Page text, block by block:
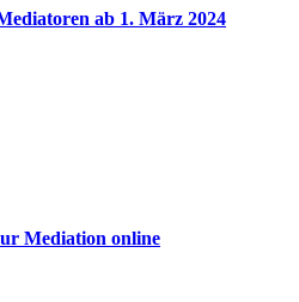
ab 1. März 2024
Mediation online